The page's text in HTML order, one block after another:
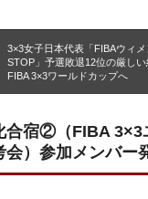
3×3女子日本代表「FIBAウィ
STOP」予選敗退12位の厳し
FIBA 3×3ワールドカップへ
合宿②（FIBA 3×3
会）参加メンバー